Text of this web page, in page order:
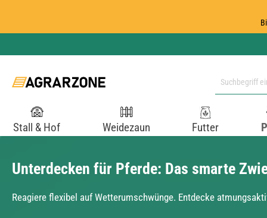
Stall & Hof Weidezaun Futter
Unterdecken für Pferde: Das smarte
Reagiere flexibel auf Wetterumschwünge. Entdecke